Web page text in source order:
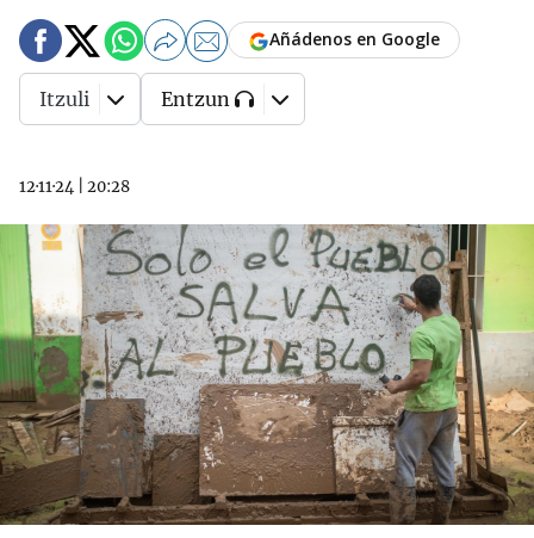
12·11·24 20:28
Añádenos en Google
Itzuli Entzun